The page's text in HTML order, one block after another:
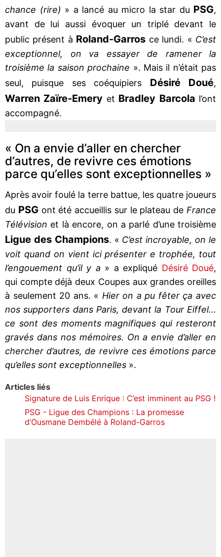
chance (rire) » a lancé au micro la star du PSG,
avant de lui aussi évoquer un triplé devant le
public présent à Roland-Garros ce lundi. « C’est
exceptionnel, on va essayer de ramener la
troisième la saison prochaine ». Mais il n’était pas
seul, puisque ses coéquipiers Désiré Doué,
Warren Zaïre-Emery et Bradley Barcola l’ont
accompagné.
« On a envie d’aller en chercher
d’autres, de revivre ces émotions
parce qu’elles sont exceptionnelles »
Après avoir foulé la terre battue, les quatre joueurs
du PSG ont été accueillis sur le plateau de France
Télévision et là encore, on a parlé d’une troisième
Ligue des Champions. « C’est incroyable, on le
voit quand on vient ici présenter e trophée, tout
l’engouement qu’il y a » a expliqué Désiré Doué,
qui compte déjà deux Coupes aux grandes oreilles
à seulement 20 ans. « Hier on a pu fêter ça avec
nos supporters dans Paris, devant la Tour Eiffel...
ce sont des moments magnifiques qui resteront
gravés dans nos mémoires. On a envie d’aller en
chercher d’autres, de revivre ces émotions parce
qu’elles sont exceptionnelles ».
Articles liés
Signature de Luis Enrique : C’est imminent au PSG !
PSG - Ligue des Champions : La promesse
d’Ousmane Dembélé à Roland-Garros